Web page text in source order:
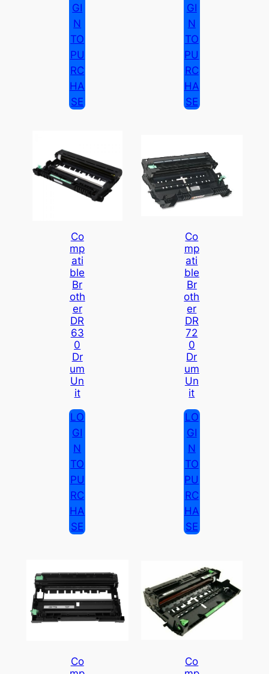
GI
N
TO
PU
RC
HA
SE
GI
N
TO
PU
RC
HA
SE
Co
Mp
Ati
Ble
Br
Oth
Er
DR
63
0
Dr
Um
Un
It
LO
GI
N
TO
PU
RC
HA
SE
Co
Mp
Ati
Ble
Br
Oth
Er
DR
72
0
Dr
Um
Un
It
LO
GI
N
TO
PU
RC
HA
SE
Co
Co